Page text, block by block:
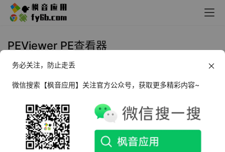
PEViewer PE查看器
_v2.35 便携版
2022年8月3日
务必关注，防止走丢
微信搜索【枫音应用】关注官方公众号，获取更多精彩内容~